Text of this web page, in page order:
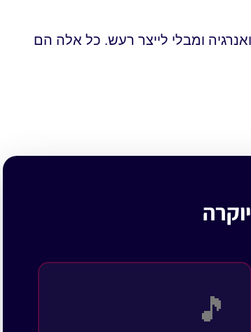
ומבלי לייצר רעש. כל אלה הם
🎵